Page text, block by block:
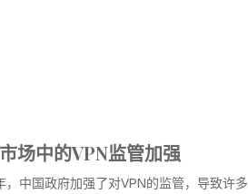
场中的VPN监管加强
，中国政府加强了对VPN的监管，导致许多